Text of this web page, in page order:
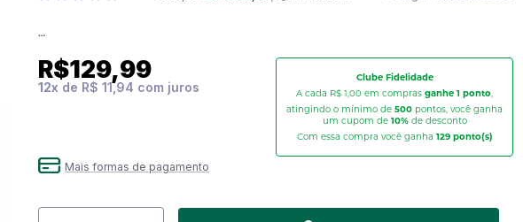
R$129,99
12x de R$ 11,94
Clube Fidelidade
A cada R$ 1,00 em comprasganhe 1 ponto,
atingindo o mínimo de500 pontos, você ganha
um cupom de 10%de desconto
Com essa compra você ganha 129ponto(s)
Mais formas de pagamento